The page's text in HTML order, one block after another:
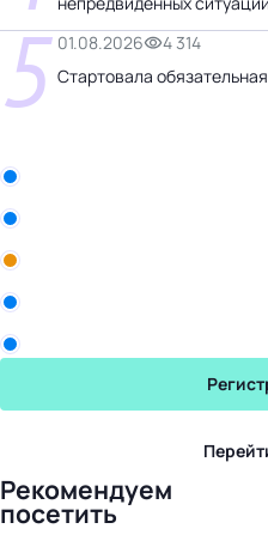
5 01.08.2026
4 314
Стартовала
Рекомендуем
посетить